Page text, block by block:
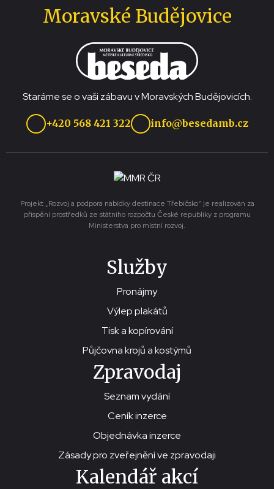
Moravské Budějovice
Staráme se o vaši zábavu v Moravských Budějovicích.
+420 568 421 322 info@besedamb.cz
Projekt „Rozvoj a podpora nabídky destinace Třebíčsko“ je realizován za
přispění prostředků ze státního rozpočtu České republiky z programu
Ministerstva pro místní rozvoj.
Služby
Pronájmy
Výlep plakátů
Tisk a kopírování
Půjčovna krojů a kostýmů
Zpravodaj
Seznam vydání
Ceník inzerce
Objednávka inzerce
Zásady pro zveřejnění ve zpravodaji
Kalendář akcí